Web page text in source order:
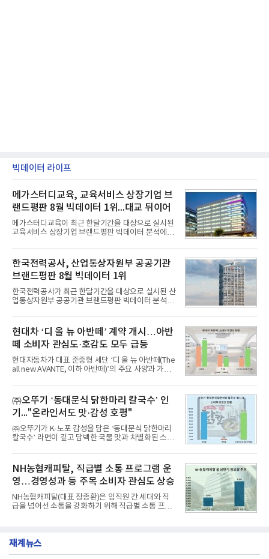
빅데이터 라이프
메가스터디교육, 교육서비스 상장기업 브
랜드평판 8월 빅데이터 1위...대교 뒤이어
메가스터디교육이 최근 한달기간을 대상으로 실시된
교육서비스 상장기업 브랜드평판 빅데이터 분석에서
일 한국기업평판연구소(소장 구창환)는 국내 교육서
비스 상장기업 브랜드를 대상으로 지난 7월 7일부터
8월 7일까지 수집된 소비자 빅데이터 10,074,233건
을 분석한 결과, 메가스터디교육이 브랜드평판지수
1,710,926을 기록하며 8월 1위에 올랐다고 밝혔다.
분석에 활용된 빅데이터는 지난 7월(9,491,206건) 대
비 6.14% 증가한 수치로, 교육서비스 상장기업 브랜
디교육, 대교, 디지
한국전력공사, 산업통상자원부 공공기관
브랜드평판 8월 빅데이터 1위
한국전력공사가 최근 한달기간을 대상으로 실시된 산
업통상자원부 공공기관 브랜드평판 빅데이터 분석에
이 순으로 뒤를 이었다.7일 한국기업평판연구소(소장
구창환)는 산업통상자원부 공공기관 41개 브랜드를
대상으로 지난 7월 7일부터 8월 7일까지 수집된 소비
자 빅데이터 91,102,549건을 분석한 결과, 한국전력
공사가 브랜드평판지수 10,670,633을 기록하며 8월
1위에 올랐다고 밝혔다. 분석에 활용된 빅데이터는 지
난 7월(88,893,823건) 대비 2.48% 증가한 수치다.연
수력원자력, 한국석
현대차 ‘디 올 뉴 아반떼’ 계약 개시…아반
떼 소비자 관심도·호감도 모두 급등
현대자동차가 대표 준중형 세단 ‘디 올 뉴 아반떼(The
all new AVANTE, 이하 아반떼)’의 주요 사양과 가격
떼는 6년 만에 선보이는 8세대 완전변경 모델로, ▲정
교한 선과 면을 중심으로 완성한 파격적인 디자인 ▲
과거 중형 세단 수준으로 확대된 차체 제원 ▲글로벌
최고 수준의 안전성 ▲성능과 효율을 동시에 높인 주
행 완성도 ▲첨단 편의 및 디지털 사양 적용 등을 통해
글로벌 준중형 세단의 새로운 기준을 세웠다.아반떼
는 가솔린 2.0과 1.6 하이브리드 두 가지 파워트레인
넘
㈜오뚜기 ‘동대문식 닭한마리 칼국수’ 인
기..."온라인서도 맛·감성 호평"
㈜오뚜기가 K-노포 감성을 담은 ‘동대문식 닭한마리
칼국수’ 라면이 깊고 담백한 국물 맛과 차별화된 스토
혔다.‘동대문식 닭한마리 칼국수’는 예상을 뛰어넘는
소비자 호응에 힘입어 지난 7월 13일 첫 선을 보인 지
단 18일 만에 누적 판매량 50만 개를 돌파하는 성과를
거두었다.이번 신제품은 개발진이 전국의 닭한마리
전문점을 직접 찾아 다니며 최적의 육수 비율을 완성
했다. 자극적이지 않으면서도 깊은 닭육수에 마늘의
개운한 풍미를 더했으며, 국물이 잘 배어들면서도 쫄
서도
NH농협캐피탈, 직급별 소통 프로그램 운
영…경영성과 등 주목 소비자 관심도 상승
NH농협캐피탈(대표 장종환)은 임직원 간 세대와 직
급을 넘어선 소통을 강화하기 위해 직급별 소통 프로
영지원부 홍보팀과 2026년 새로이(e)＊가 공동 주관
재계뉴스